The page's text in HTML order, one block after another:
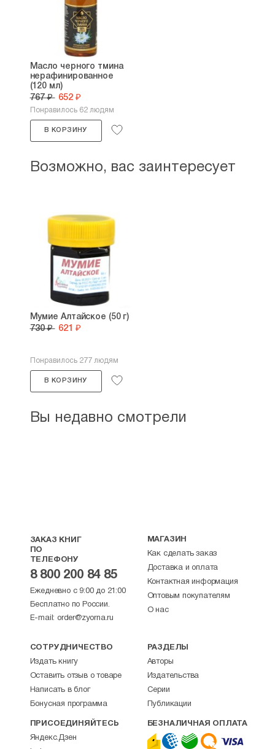
Масло черного тмина
нерафинированное
(120 мл)
767 ₽ 652 ₽
Понравилось 62 людям
В КОРЗИНУ
Возможно, вас заинтересует
Мумие Алтайское (50 г)
730 ₽ 621 ₽
Понравилось 277 людям
В КОРЗИНУ
Вы недавно смотрели
ЗАКАЗ КНИГ
ПО
ТЕЛЕФОНУ
8 800 200 84 85
Ежедневно с 9:00 до 21:00
Бесплатно по России.
E-mail: order@zyorna.ru
МАГАЗИН
Как сделать заказ
Доставка и оплата
Контактная информация
Оптовым покупателям
О нас
СОТРУДНИЧЕСТВО
Издать книгу
Оставить отзыв о товаре
Написать в блог
Бонусная программа
РАЗДЕЛЫ
Авторы
Издательства
Серии
Публикации
ПРИСОЕДИНЯЙТЕСЬ
Яндекс.Дзен
БЕЗНАЛИЧНАЯ ОПЛАТА